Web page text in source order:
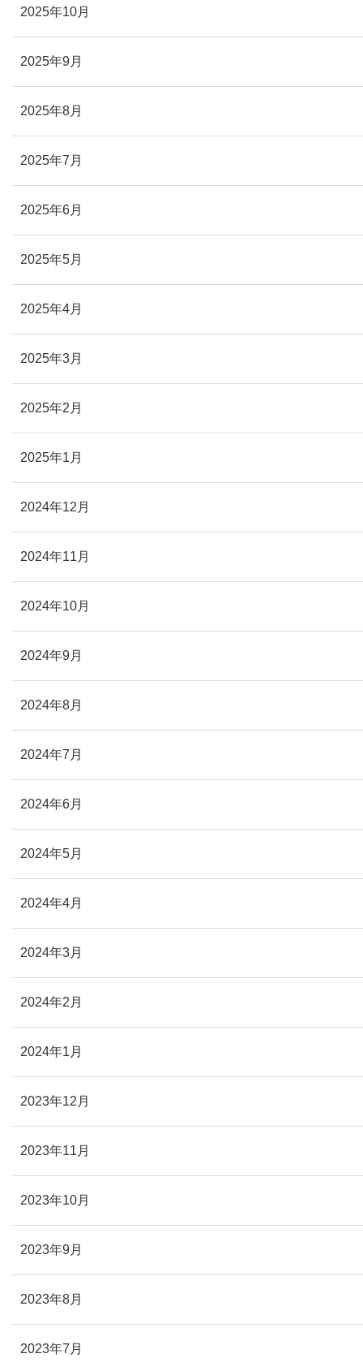
2025年10月
2025年9月
2025年8月
2025年7月
2025年6月
2025年5月
2025年4月
2025年3月
2025年2月
2025年1月
2024年12月
2024年11月
2024年10月
2024年9月
2024年8月
2024年7月
2024年6月
2024年5月
2024年4月
2024年3月
2024年2月
2024年1月
2023年12月
2023年11月
2023年10月
2023年9月
2023年8月
2023年7月